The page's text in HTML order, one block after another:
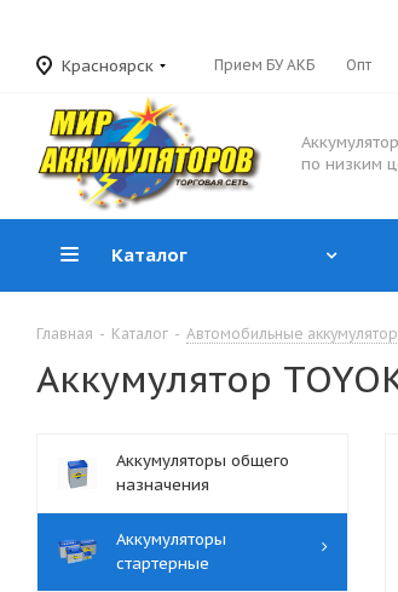
Красноярск Прием БУ АКБ Опт
по низким
Каталог
Главная - Каталог - Автомобильные
Аккумулятор
Аккумуляторы общего
назначения
Аккумуляторы
стартерные